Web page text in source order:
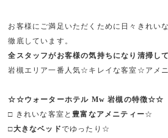
お客様にご満足いただくために日々きれい
徹底しています。
全スタッフがお客様の気持ちになり清掃し
岩槻エリア一番人気☆キレイな客室☆アメ
☆☆ウォーターホテル Mw 岩槻の特徴☆☆
□ きれいな客室と豊富なアメニティー☆
□大きなベッドでゆったり☆